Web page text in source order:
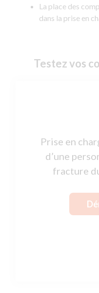
La place des
dans la prise en
Testez vos
Prise en
d’une
fracture